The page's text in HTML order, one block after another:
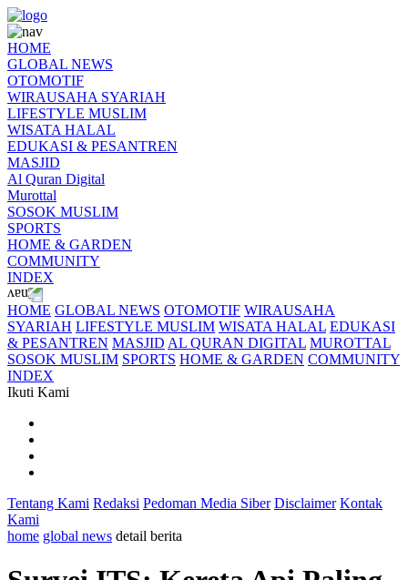
HOME
GLOBAL NEWS
OTOMOTIF
WIRAUSAHA SYARIAH
LIFESTYLE MUSLIM
WISATA HALAL
EDUKASI & PESANTREN
MASJID
Al Quran Digital
Murottal
SOSOK MUSLIM
SPORTS
HOME & GARDEN
COMMUNITY
INDEX
HOME GLOBAL NEWS OTOMOTIF WIRAUSAHA
SYARIAH LIFESTYLE MUSLIM WISATA HALAL EDUKASI
& PESANTREN MASJID AL QURAN DIGITAL MUROTTAL
SOSOK MUSLIM SPORTS HOME & GARDEN COMMUNITY
INDEX
Ikuti Kami
Tentang Kami Redaksi Pedoman Media Siber Disclaimer Kontak
Kami
home global news detail berita